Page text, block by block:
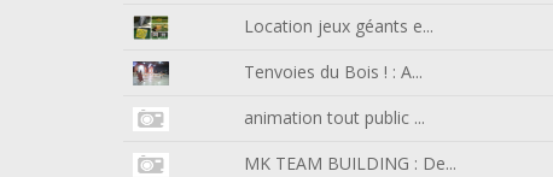
Location jeux géants e...
Tenvoies du Bois ! : A...
animation tout public ...
MK TEAM BUILDING : De...